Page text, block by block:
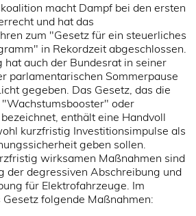
macht Dampf bei den ersten
und hat das
zum "Gesetz für ein steuerliches
in Rekordzeit abgeschlossen.
hat auch der Bundesrat in seiner
parlamentarischen Sommerpause
gegeben. Das Gesetz, das die
oder
enthält eine Handvoll
kurzfristig Investitionsimpulse als
geben sollen.
wirksamen Maßnahmen sind
der degressiven Abschreibung und
für Elektrofahrzeuge. Im
folgende Maßnahmen: